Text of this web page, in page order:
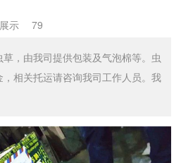
示 79
，由我司提供包装及气泡棉等。虫
相关托运请咨询我司工作人员。我